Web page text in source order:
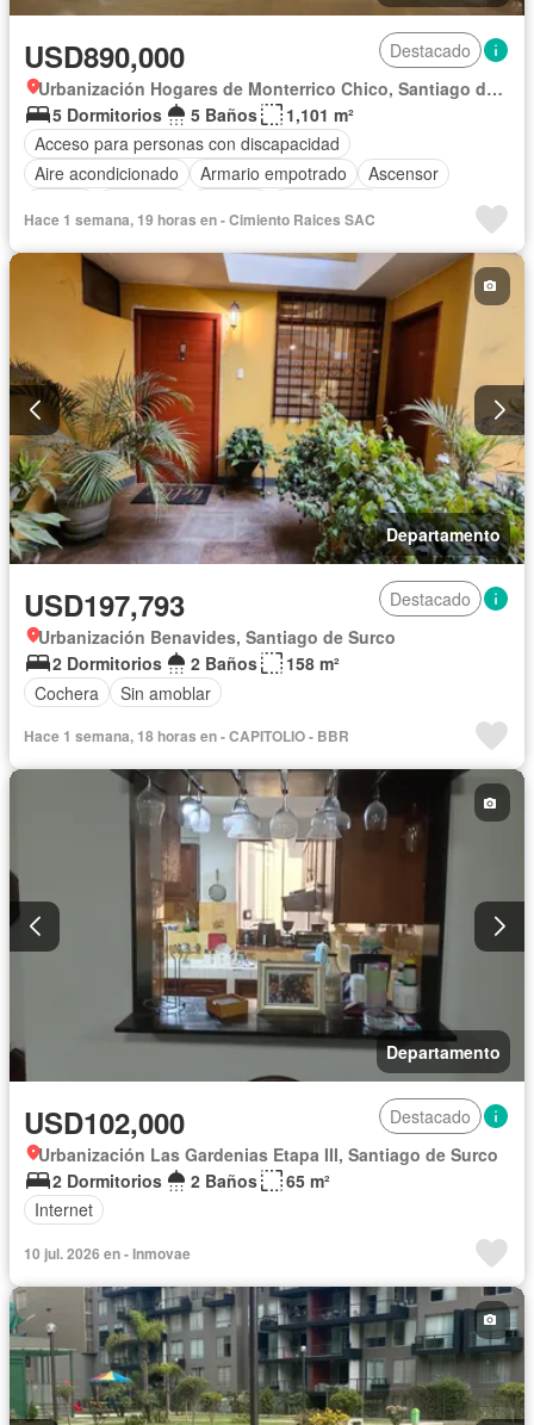
USD890,000
Destacado
Urbanización Hogares de Monterrico Chico, Santiago de Surco
5 Dormitorios
5 Baños
1,101 m²
Acceso para personas con discapacidad
Aire acondicionado
Armario empotrado
Ascensor
Cancha de tenis
Cocina equipada
Cuarto de servicio
Cochera
Piscina Seguridad
Terraza
Vista panorámica
Sin amoblar
Hace 1 semana, 19 horas en - Cimiento Raices SAC
Departamento
USD197,793
Destacado
Urbanización Benavides, Santiago de Surco
2 Dormitorios
2 Baños
158 m²
Cochera
Sin amoblar
Hace 1 semana, 18 horas en - CAPITOLIO - BBR
Departamento
USD102,000
Destacado
Urbanización Las Gardenias Etapa III, Santiago de Surco
2 Dormitorios
2 Baños
65 m²
Internet
10 jul. 2026 en - Inmovae